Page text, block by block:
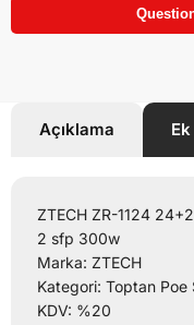
Açıklama
ZTECH ZR-1124
2 sfp 300w
Marka: ZTECH
Kategori: Toptan Poe
KDV: %20